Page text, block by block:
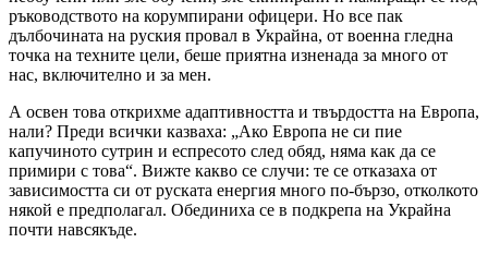
ръководството на корумпирани офицери. Но все пак
дълбочината на руския провал в Украйна, от военна гледна
точка на техните цели, беше приятна изненада за много от
нас, включително и за мен.
А освен това открихме адаптивността и твърдостта на Европа,
нали? Преди всички казваха: „Ако Европа не си пие
капучиното сутрин и еспресото след обяд, няма как да се
примири с това“. Вижте какво се случи: те се отказаха от
зависимостта си от руската енергия много по-бързо, отколкото
някой е предполагал. Обединиха се в подкрепа на Украйна
почти навсякъде.